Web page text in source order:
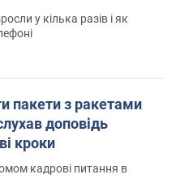
у кілька разів і як
пакети з ракетами
доповідь
кроки
кадрові питання в